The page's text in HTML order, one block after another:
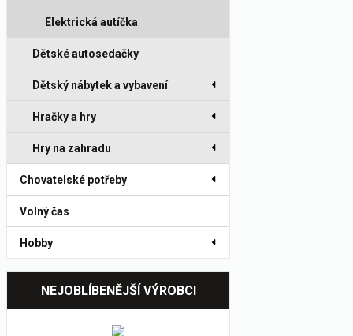
Elektrická autíčka
Dětské autosedačky
Dětský nábytek a vybavení
Hračky a hry
Hry na zahradu
Chovatelské potřeby
Volný čas
Hobby
NEJOBLÍBENĚJŠÍ VÝROBCI